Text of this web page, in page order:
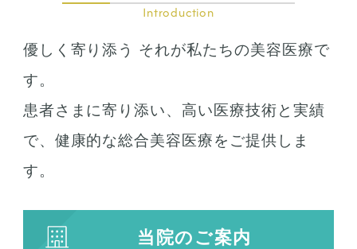
Introduction
優しく寄り添う それが私たちの美容医療で
す。
患者さまに寄り添い、高い医療技術と実績
で、健康的な総合美容医療をご提供しま
す。
当院のご案内